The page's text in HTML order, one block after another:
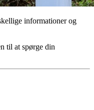
informationer og
til at spørge din